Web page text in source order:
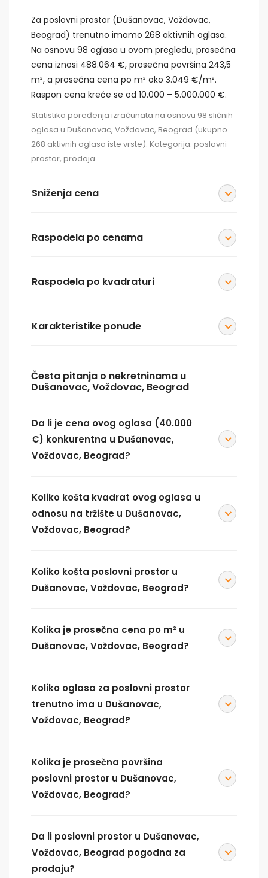
Za poslovni prostor (Dušanovac, Voždovac,
Beograd) trenutno imamo 268 aktivnih oglasa.
Na osnovu 98 oglasa u ovom pregledu, prosečna
cena iznosi 488.064 €, prosečna površina 243,5
m², a prosečna cena po m² oko 3.049 €/m².
Raspon cena kreće se od 10.000 – 5.000.000 €.
Statistika poređenja izračunata na osnovu 98 sličnih
oglasa u Dušanovac, Voždovac, Beograd (ukupno
268 aktivnih oglasa iste vrste). Kategorija: poslovni
prostor, prodaja.
Sniženja cena
Raspodela po cenama
Raspodela po kvadraturi
Karakteristike ponude
Česta pitanja o nekretninama u
Dušanovac, Voždovac, Beograd
Da li je cena ovog oglasa (40.000
€) konkurentna u Dušanovac,
Voždovac, Beograd?
Koliko košta kvadrat ovog oglasa u
odnosu na tržište u Dušanovac,
Voždovac, Beograd?
Koliko košta poslovni prostor u
Dušanovac, Voždovac, Beograd?
Kolika je prosečna cena po m² u
Dušanovac, Voždovac, Beograd?
Koliko oglasa za poslovni prostor
trenutno ima u Dušanovac,
Voždovac, Beograd?
Kolika je prosečna površina
poslovni prostor u Dušanovac,
Voždovac, Beograd?
Da li poslovni prostor u Dušanovac,
Voždovac, Beograd pogodna za
prodaju?